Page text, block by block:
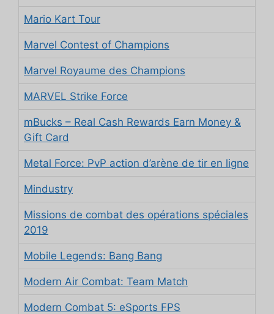
Mario Kart Tour
Marvel Contest of Champions
Marvel Royaume des Champions
MARVEL Strike Force
mBucks – Real Cash Rewards Earn Money &
Gift Card
Metal Force: PvP action d’arène de tir en ligne
Mindustry
Missions de combat des opérations spéciales
2019
Mobile Legends: Bang Bang
Modern Air Combat: Team Match
Modern Combat 5: eSports FPS